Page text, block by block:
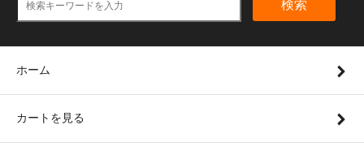
検索
ホーム
カートを見る